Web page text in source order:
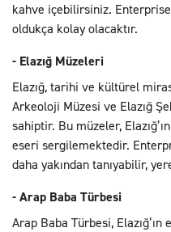
kahve içebilirsiniz.
oldukça kolay olacaktır.
- Elazığ Müzeleri
Elazığ, tarihi ve kültürel
Arkeoloji Müzesi ve Elazığ
sahiptir. Bu müzeler,
eseri sergilemektedir.
daha yakından tanıyabilir,
- Arap Baba Türbesi
Arap Baba Türbesi,